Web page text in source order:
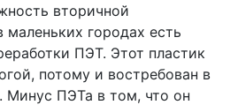
вторичной
городах есть
ПЭТ. Этот пластик
потому и востребован в
Минус ПЭТа в том, что он